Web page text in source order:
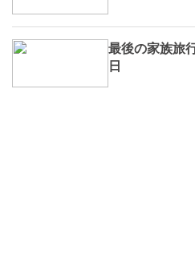
最後の家族旅
日